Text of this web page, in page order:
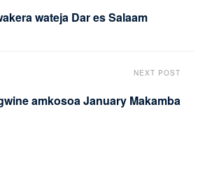
wateja Dar es Salaam
NEXT POST
amkosoa January Makamba